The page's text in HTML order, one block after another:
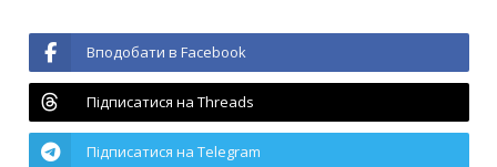
Вподобати в Facebook
Підписатися на Threads
Підписатися на Telegram